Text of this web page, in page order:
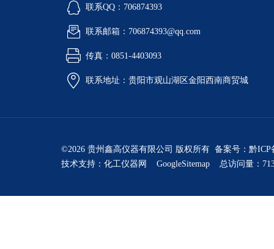
联系QQ：706874393
联系邮箱：706874393@qq.com
传真：0851-4403093
联系地址：贵阳市观山湖区金阳西南商贸城
©2026 贵州鑫高仪器有限公司 版权所有 备案号： 黔ICP
技术支持： 化工仪器网 GoogleSitemap 总访问量：